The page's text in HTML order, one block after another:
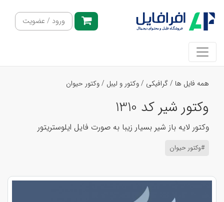
ورود / عضویت
همه فایل ها /گرافیکی /وکتور و لیبل /وکتور حیوان
وکتور شیر کد 1310
وکتور لایه باز شیر بسیار زیبا به صورت فایل ایلوستریتور
#وکتور حیوان